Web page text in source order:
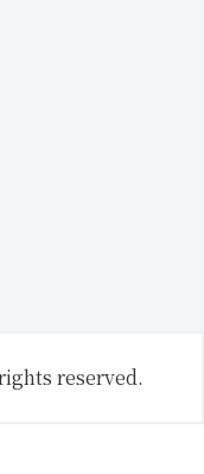
reserved.